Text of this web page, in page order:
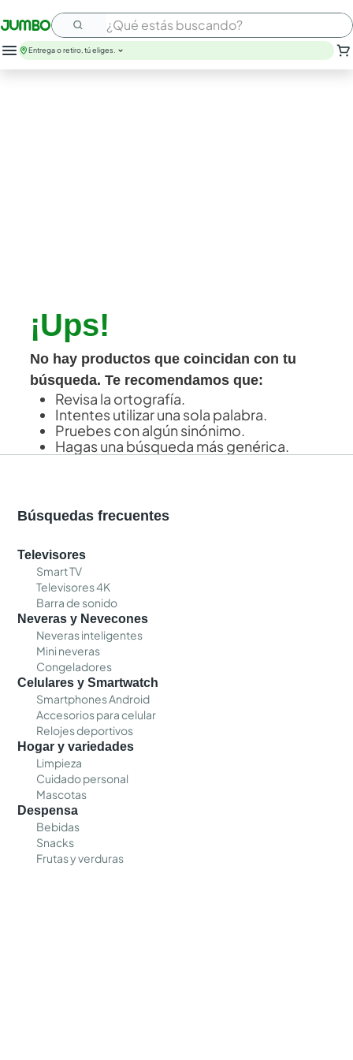
¿Qué estás buscando?
Entrega o retiro, tú eliges.
¡Ups!
No hay productos que coincidan con tu
búsqueda. Te recomendamos que:
Revisa la ortografía.
Intentes utilizar una sola palabra.
Pruebes con algún sinónimo.
Hagas una búsqueda más genérica.
Búsquedas frecuentes
Televisores
Smart TV
Televisores 4K
Barra de sonido
Neveras y Nevecones
Neveras inteligentes
Mini neveras
Congeladores
Celulares y Smartwatch
Smartphones Android
Accesorios para celular
Relojes deportivos
Hogar y variedades
Limpieza
Cuidado personal
Mascotas
Despensa
Bebidas
Snacks
Frutas y verduras